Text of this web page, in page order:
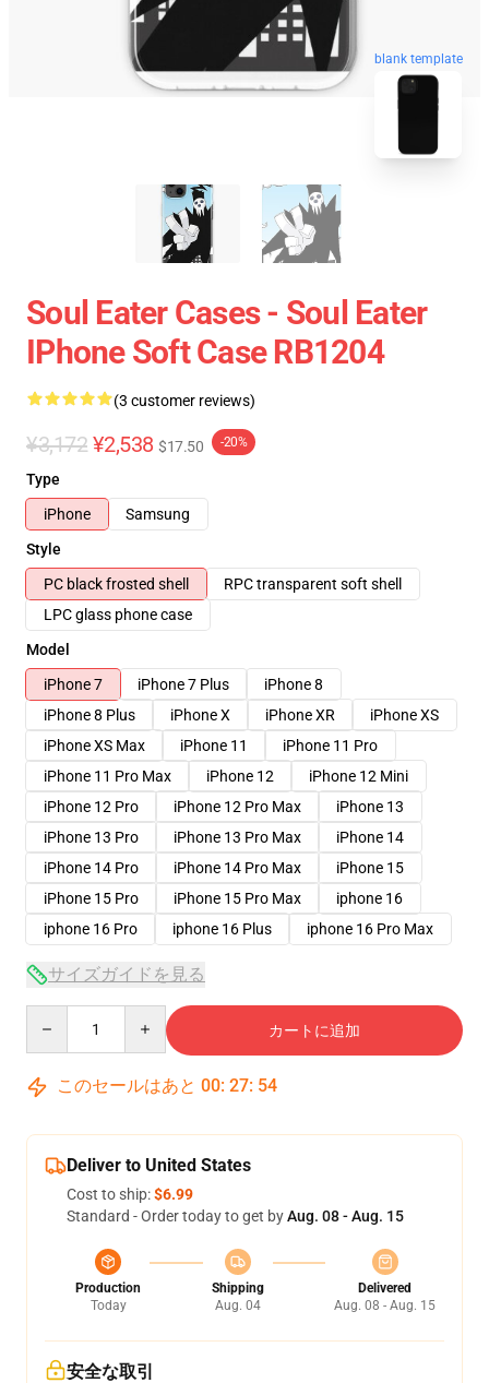
blank template
Soul Eater Cases - Soul Eater
IPhone Soft Case RB1204
(3 customer reviews)
¥3,172 ¥2,538 $17.50 -20%
Type
iPhone
Samsung
Style
PC black frosted shell
RPC transparent soft shell
LPC glass phone case
Model
iPhone 7
iPhone 7 Plus
iPhone 8
iPhone 8 Plus
iPhone X iPhone XR
iPhone XS
iPhone XS Max
iPhone 11
iPhone 11 Pro
iPhone 11 Pro Max
iPhone 12
iPhone 12 Mini
iPhone 12 Pro
iPhone 12 Pro Max
iPhone 13
iPhone 13 Pro
iPhone 13 Pro Max
iPhone 14
iPhone 14 Pro
iPhone 14 Pro Max
iPhone 15
iPhone 15 Pro
iPhone 15 Pro Max
iphone 16
iphone 16 Pro
iphone 16 Plus iphone 16 Pro Max
サイズガイドを見る
カートに追加
このセールはあと 00: 27: 54
Deliver to United States
Cost to ship:$6.99
Standard - Order today to get byAug. 08 - Aug. 15
Production
Today
Shipping
Aug. 04
Delivered
Aug. 08 - Aug. 15
安全な取引